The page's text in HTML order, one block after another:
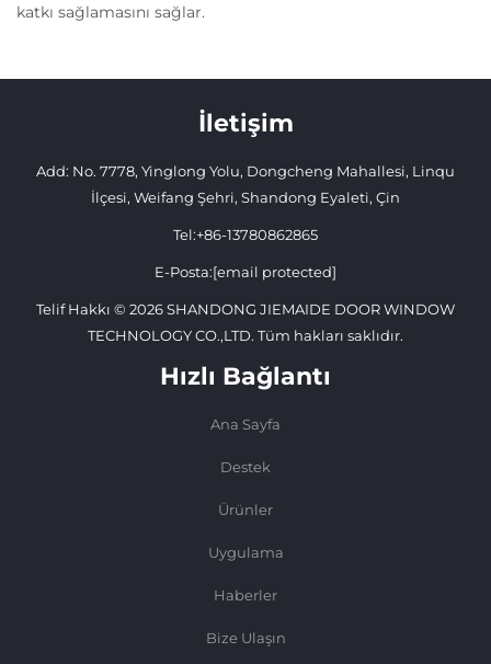
katkı sağlamasını sağlar.
İletişim
Add: No. 7778, Yinglong Yolu, Dongcheng Mahallesi, Linqu
İlçesi, Weifang Şehri, Shandong Eyaleti, Çin
Tel:+86-13780862865
E-Posta:[email protected]
Telif Hakkı © 2026 SHANDONG JIEMAIDE DOOR WINDOW
TECHNOLOGY CO.,LTD. Tüm hakları saklıdır.
Hızlı Bağlantı
Ana Sayfa
Destek
Ürünler
Uygulama
Haberler
Bize Ulaşın